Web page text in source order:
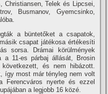
Christiansen, Telek és Lipcsei,
Busmanov, Gyemcsinko,
a büntetőket a csapatok,
csapat játékosa értékesí­ti
sorsa. Drámai körülmények
a 11-es párbaj állását, Brosin
és nem hibázott.
í­gy most már tényleg nem volt
Ferencváros nyerte és ezzel
a legjobb 16 közé.